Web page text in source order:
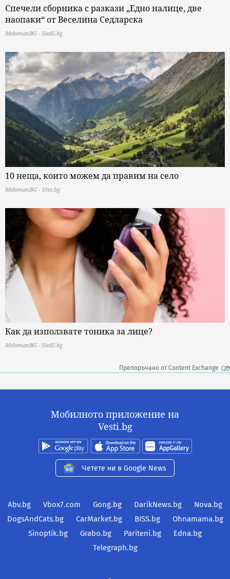
Спечели сборника с разкази „Едно налице, две
наопаки“ от Веселина Седларска
MelomanBG - Sled5.bg
10 неща, които можем да правим на село
MelomanBG - 10te.bg
Как да използвате тоника за лице?
MelomanBG - Sled5.bg
Препоръчано от Content Exchange
Мобилното приложение на
Vesti.bg
Четете ни в Google News
Abv.bg Vbox7.com Gong.bg DarikNews.bg
Nova.bg
DogsAndCats.bg
CarMarket.bg BISS.bg
Ohnamama.bg
Sinoptik.bg
Grabo.bg Pariteni.bg
Edna.bg
Telegraph.bg